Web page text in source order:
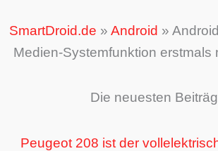
SmartDroid.de » Android »
Medien-Systemfunktion erstmals
Die neuesten
Peugeot 208 ist der